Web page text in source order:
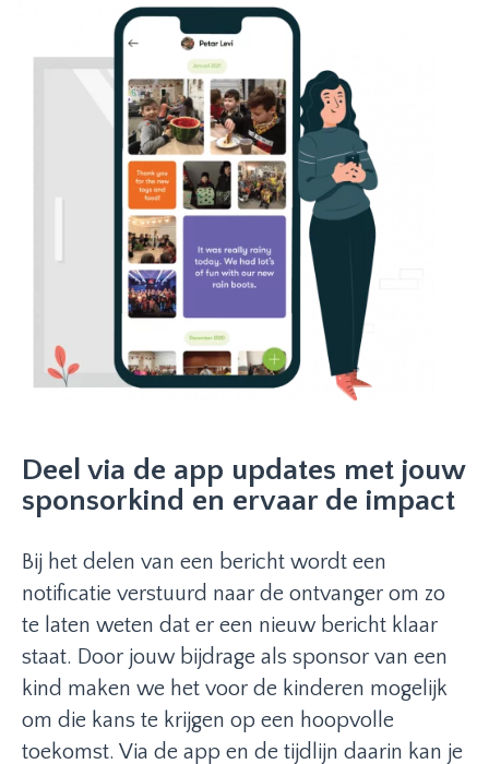
Deel via de app updates met jouw
sponsorkind en ervaar de impact
Bij het delen van een bericht wordt een
notificatie verstuurd naar de ontvanger om zo
te laten weten dat er een nieuw bericht klaar
staat. Door jouw bijdrage als sponsor van een
kind maken we het voor de kinderen mogelijk
om die kans te krijgen op een hoopvolle
toekomst. Via de app en de tijdlijn daarin kan je